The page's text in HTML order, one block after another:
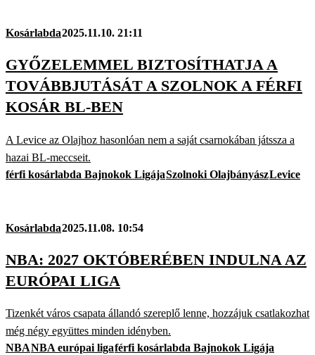
Kosárlabda2025.11.10. 21:11
GYŐZELEMMEL BIZTOSÍTHATJA A
TOVÁBBJUTÁSÁT A SZOLNOK A FÉRFI
KOSÁR BL-BEN
A Levice az Olajhoz hasonlóan nem a saját csarnokában játssza a
hazai BL-meccseit.
férfi kosárlabda Bajnokok LigájaSzolnoki OlajbányászLevice
Kosárlabda2025.11.08. 10:54
NBA: 2027 OKTÓBERÉBEN INDULNA AZ
EURÓPAI LIGA
Tizenkét város csapata állandó szereplő lenne, hozzájuk csatlakozhat
még négy együttes minden idényben.
NBANBA európai ligaférfi kosárlabda Bajnokok Ligája